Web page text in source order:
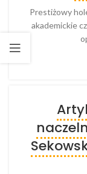
Prestiżowy
akademickie